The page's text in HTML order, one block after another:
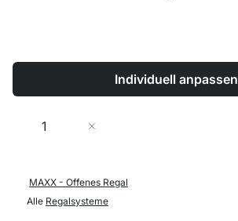
Individuell anpassen
Menge
MAXX - Offenes Regal
Alle Regalsysteme